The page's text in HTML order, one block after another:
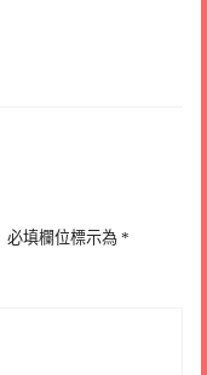
必填欄位標示為 *